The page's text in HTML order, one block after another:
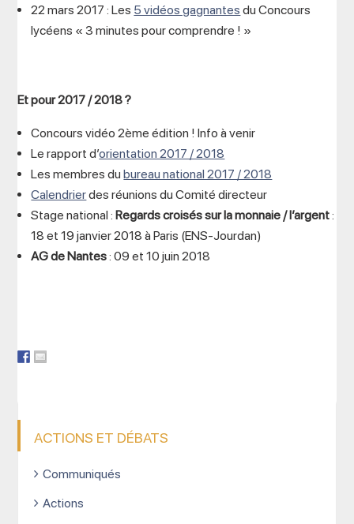
22 mars 2017 : Les 5 vidéos gagnantes du Concours
lycéens « 3 minutes pour comprendre ! »
Et pour 2017 / 2018 ?
Concours vidéo 2ème édition ! Info à venir
Le rapport d’orientation 2017 / 2018
Les membres dubureau national 2017 / 2018
Calendrierdes réunions du Comité directeur
Stage national :Regards croisés sur la monnaie / l’argent:
18 et 19 janvier 2018 à Paris (ENS-Jourdan)
AG de Nantes: 09 et 10 juin 2018
ACTIONS ET DÉBATS
Communiqués
Actions